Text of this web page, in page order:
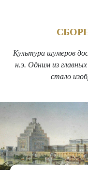
Культура шумеров
н.э. Одним из
стало